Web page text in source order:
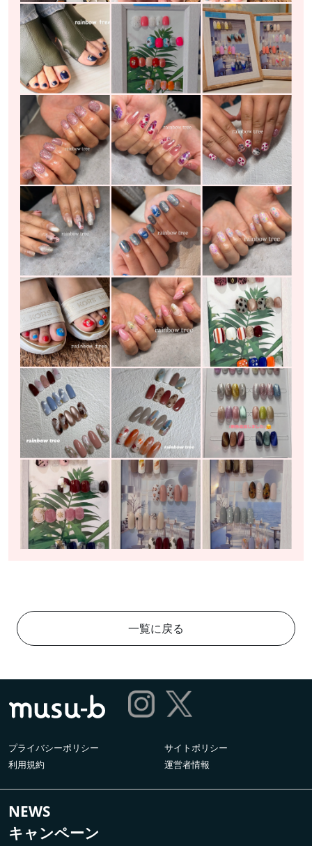
一覧に戻る
プライバシーポリシー
サイトポリシー
利用規約
運営者情報
NEWS
キャンペーン